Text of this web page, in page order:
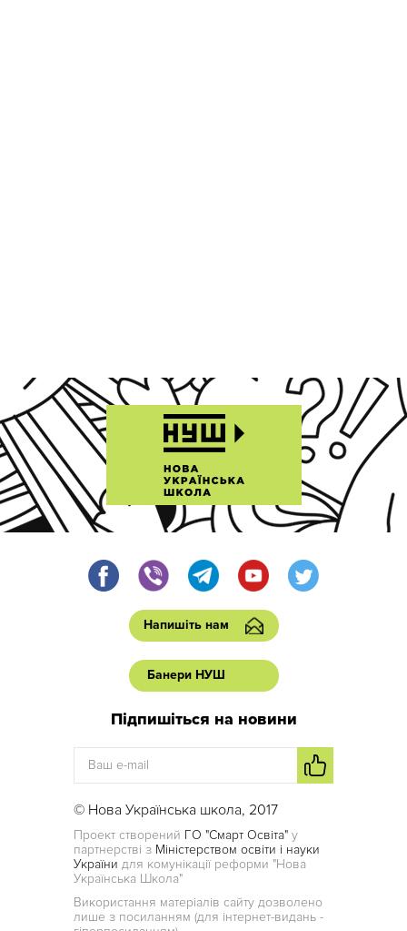
Напишіть нам
Банери НУШ
Підпишіться на новини
© Нова Українська школа, 2017
Проект створений ГО "Смарт Освіта" у
партнерстві з Міністерством освіти і науки
України для комунікації реформи "Нова
Українська Школа"
Використання матеріалів сайту дозволено
лише з посиланням (для інтернет-видань -